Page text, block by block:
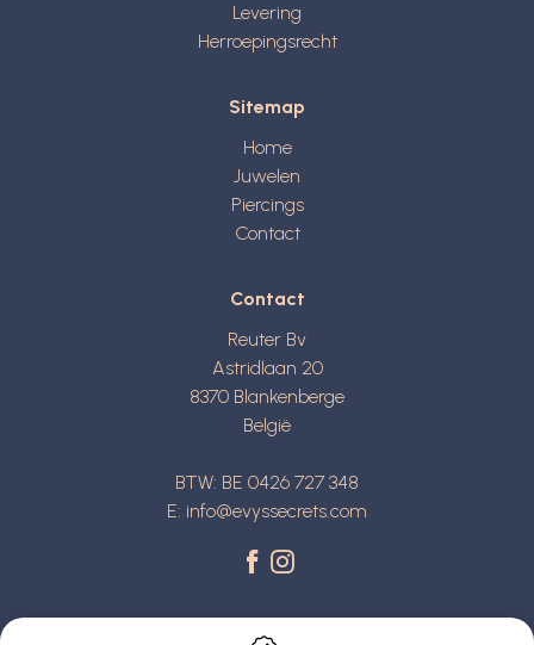
Levering
Herroepingsrecht
Sitemap
Home
Juwelen
Piercings
Contact
Contact
Reuter Bv
Astridlaan 20
8370 Blankenberge
België
BTW: BE 0426 727 348
E: info@evyssecrets.com